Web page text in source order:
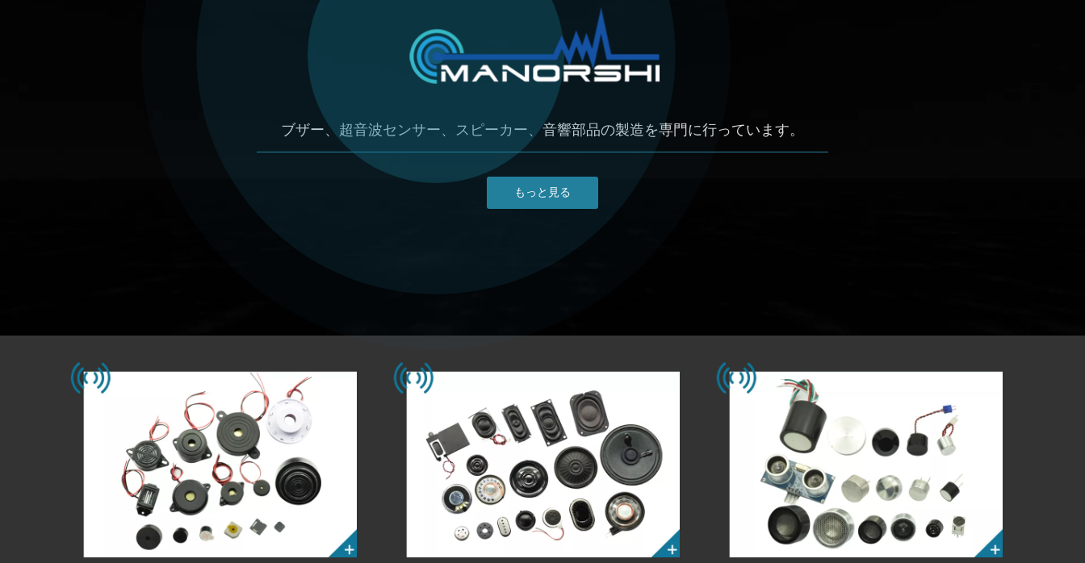
ブザー、超音波センサー、スピーカー、音響部品の製造を専門に行っています。
もっと見る